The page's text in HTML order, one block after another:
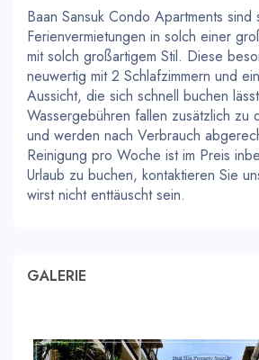
Baan Sansuk Condo Apartments
Ferienvermietungen in solch einer
mit solch großartigem Stil. Diese
neuwertig mit 2 Schlafzimmern und
Aussicht, die sich schnell buchen
Wassergebühren fallen zusätzlich zu
und werden nach Verbrauch
Reinigung pro Woche ist im Preis
Urlaub zu buchen, kontaktieren Sie
wirst nicht enttäuscht sein.
GALERIE